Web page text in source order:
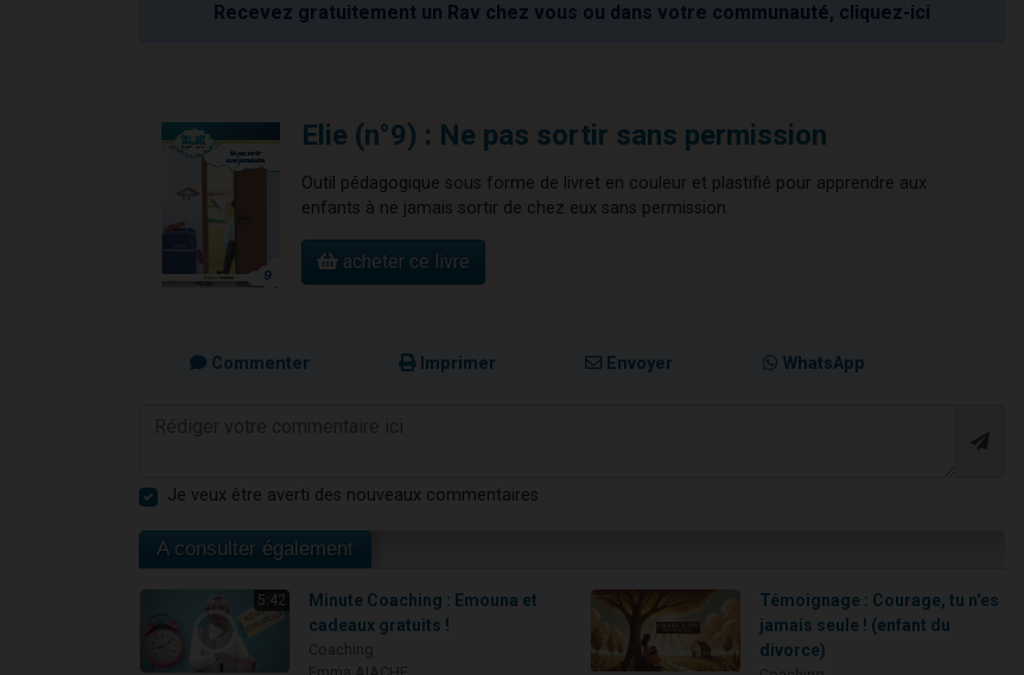
Recevez gratuitement un Rav chez vous ou dans votre communauté, cliquez-ici
Elie (n°9) : Ne pas sortir sans permission
Outil pédagogique sous forme de livret en couleur et plastifié pour apprendre aux
enfants à ne jamais sortir de chez eux sans permission.
acheter ce livre
Commenter Imprimer Envoyer WhatsApp
Je veux être averti des nouveaux commentaires
A consulter également
5:42
Minute Coaching : Emouna et
cadeaux gratuits !
Témoignage : Courage, tu n'es
jamais seule ! (enfant du
divorce)